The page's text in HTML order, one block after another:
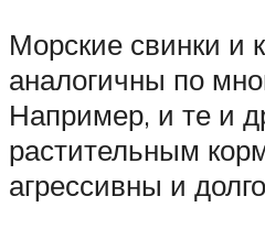
Морские свинки и
аналогичны по
Например, и те и
растительным
агрессивны и